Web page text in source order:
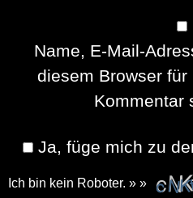
Name, E-Mail-
diesem Browser
Kommentar
Ja, füge mich zu
Ich bin kein Roboter. » »